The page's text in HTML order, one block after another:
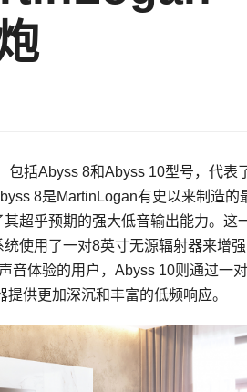
包括Abyss 8和Abyss 10型号，代表
8是MartinLogan有史以来制造的
超乎预期的强大低音输出能力。这
使用了一对8英寸无源辐射器来增强
音体验的用户，Abyss 10则通过一对
供更加深沉和丰富的低频响应。